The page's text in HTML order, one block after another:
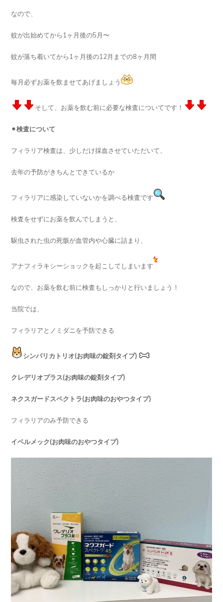
なので、
蚊が出始めてから1ヶ月後の5月〜
蚊が落ち着いてから1ヶ月後の12月までの8ヶ月間
毎月必ずお薬を飲ませてあげましょう
そして、お薬を飲む前に必要な検査についてです！
⚫︎検査について
フィラリア検査は、少しだけ採血させていただいて、
去年の予防がきちんとできているか
フィラリアに感染していないかを調べる検査です
検査をせずにお薬を飲んでしまうと、
駆虫された虫の死骸が血管内や心臓に詰まり、
アナフィラキシーショックを起こしてしまいます
なので、お薬を飲む前に検査もしっかりと行いましょう！
当院では、
フィラリアとノミダニを予防できる
シンパリカトリオ(お肉味の錠剤タイプ)
クレデリオプラス(お肉味の錠剤タイプ)
ネクスガードスペクトラ(お肉味のおやつタイプ)
フィラリアのみ予防できる
イベルメック(お肉味のおやつタイプ)